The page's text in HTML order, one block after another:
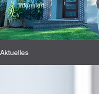
informiert.
Aktuelles